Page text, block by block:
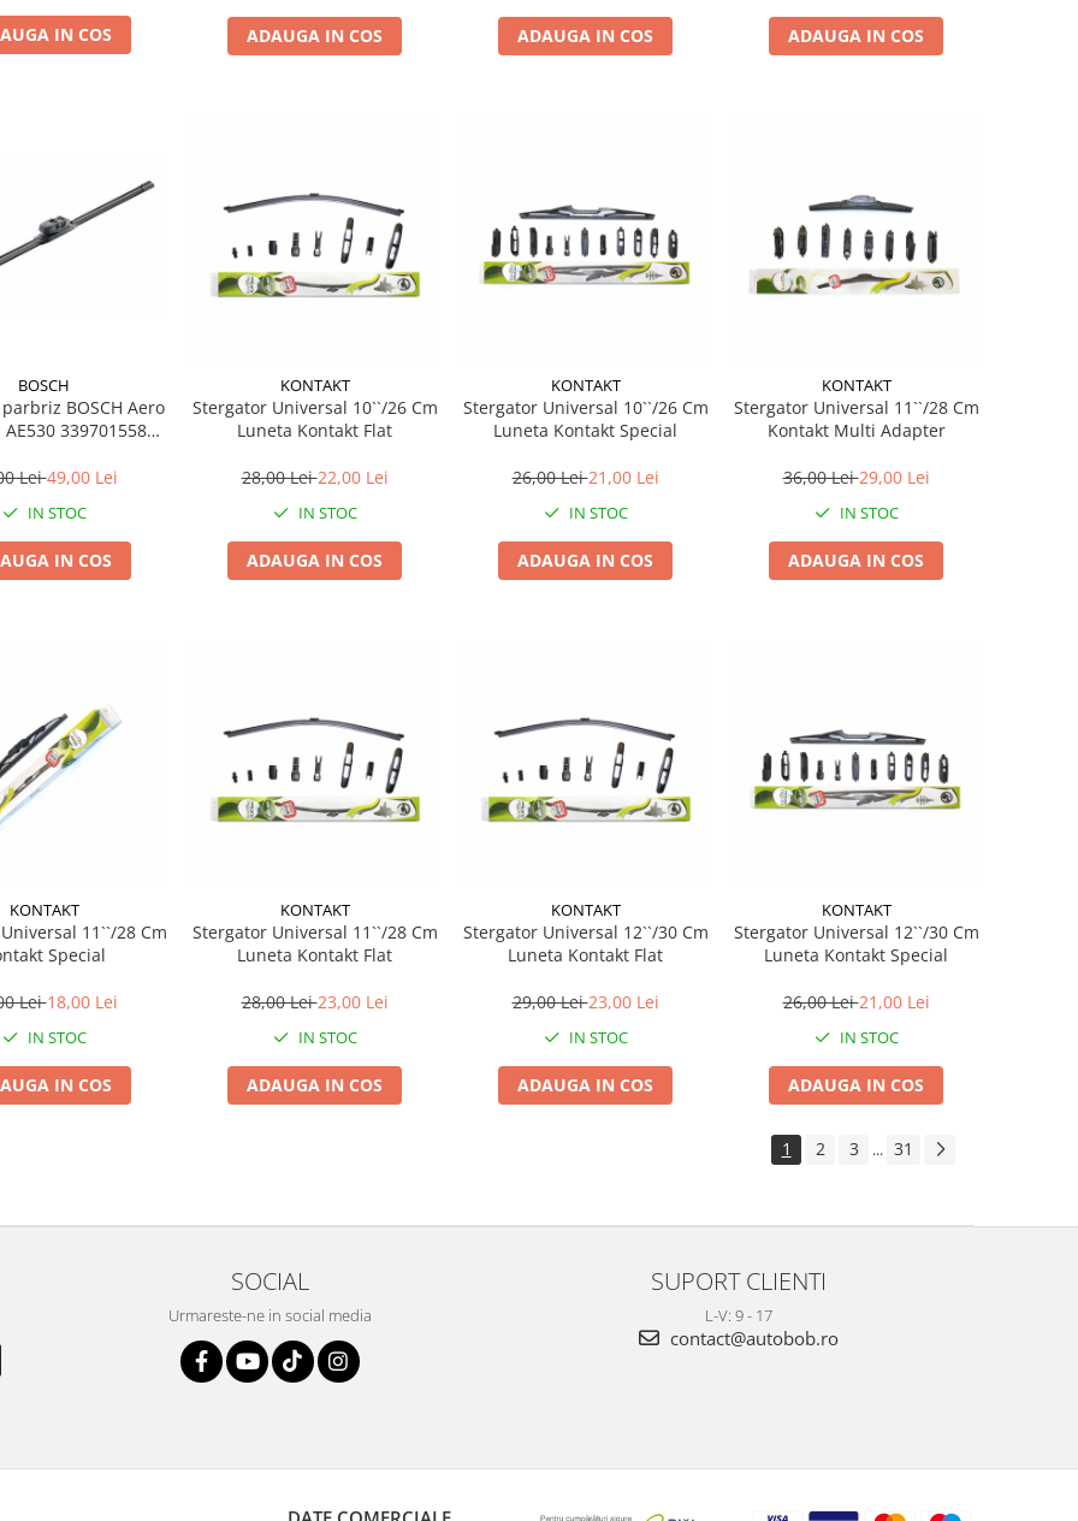
IN COS ADAUGA IN COS ADAUGA IN COS ADAUGA IN COS
BOSCH
BOSCH Aero
AE530 3397015580,
Lei49,00 Lei
IN STOC
IN COS
KONTAKT
Stergator Universal 10``/26 Cm
Luneta Kontakt Flat
28,00 Lei22,00 Lei
IN STOC
ADAUGA IN COS
KONTAKT
Stergator Universal 10``/26 Cm
Luneta Kontakt Special
26,00 Lei21,00 Lei
IN STOC
ADAUGA IN COS
KONTAKT
Stergator Universal 11``/28 Cm
Kontakt Multi Adapter
36,00 Lei29,00 Lei
IN STOC
ADAUGA IN COS
KONTAKT
11``/28 Cm
Special
Lei18,00 Lei
IN STOC
IN COS
KONTAKT
Stergator Universal 11``/28 Cm
Luneta Kontakt Flat
28,00 Lei23,00 Lei
IN STOC
ADAUGA IN COS
KONTAKT
Stergator Universal 12``/30 Cm
Luneta Kontakt Flat
29,00 Lei23,00 Lei
IN STOC
ADAUGA IN COS
KONTAKT
Stergator Universal 12``/30 Cm
Luneta Kontakt Special
26,00 Lei21,00 Lei
IN STOC
ADAUGA IN COS
1 2 3 ... 31
SOCIAL
Urmareste-ne in social media
SUPORT CLIENTI
L-V: 9 - 17
contact@autobob.ro